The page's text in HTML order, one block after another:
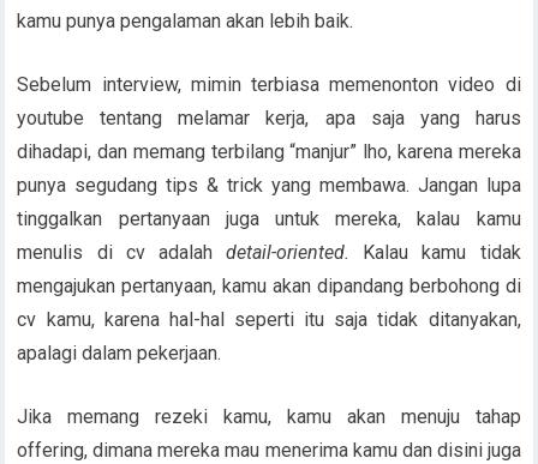
kamu punya pengalaman akan lebih baik.
Sebelum interview, mimin terbiasa memenonton video di
youtube tentang melamar kerja, apa saja yang harus
dihadapi, dan memang terbilang “manjur” lho, karena mereka
punya segudang tips & trick yang membawa. Jangan lupa
tinggalkan pertanyaan juga untuk mereka, kalau kamu
menulis di cv adalahdetail-oriented. Kalau kamu tidak
mengajukan pertanyaan, kamu akan dipandang berbohong di
cv kamu, karena hal-hal seperti itu saja tidak ditanyakan,
apalagi dalam pekerjaan.
Jika memang rezeki kamu, kamu akan menuju tahap
offering, dimana mereka mau menerima kamu dan disini juga